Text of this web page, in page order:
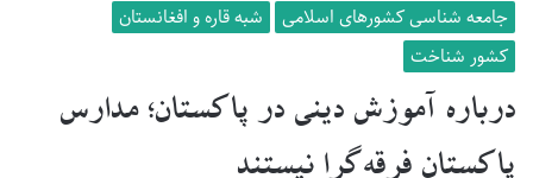
جامعه شناسی کشورهای اسلامی
شبه قاره و افغانستان
کشور شناخت
درباره آموزش دینی در پاکستان؛ مدارس
پاکستان فرقه‌گرا نیستند‌